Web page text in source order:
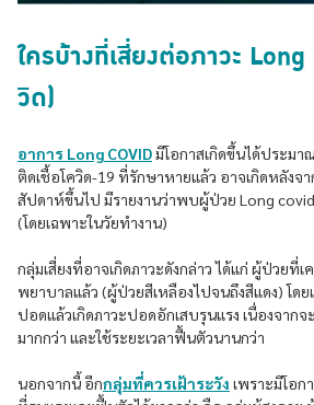
ใครบ้างที่เสี่ยงต่อภาวะ Long
วิด)
อาการ Long COVIDมีโอกาสเกิดขึ้นได้ประม
ติดเชื้อโควิด-19 ที่รักษาหายแล้ว อาจเกิดหลังจ
สัปดาห์ขึ้นไป มีรายงานว่าพบผู้ป่วย Long
(โดยเฉพาะในวัยทำงาน)
กลุ่มเสี่ยงที่อาจเกิดภาวะดังกล่าว ได้แก่ ผู้ป่วยที่เ
พยาบาลแล้ว (ผู้ป่วยสีเหลืองไปจนถึงสีแดง) โด
ปอดแล้วเกิดภาวะปอดอักเสบรุนแรง เนื่องจาก
มากกว่า และใช้ระยะเวลาฟื้นตัวนานกว่า
นอกจากนี้ อีกกลุ่มที่ควรเฝ้าระวัง เพราะมีโอก